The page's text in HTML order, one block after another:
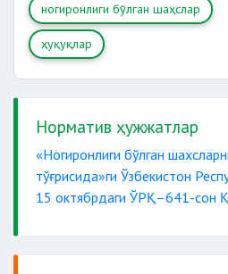
ногиронлиги бўлган шаҳслар
ҳуқуқлар
Норматив ҳужжатлар
«Ногиронлиги бўлган
тўғрисида»ги Ўзбекистон
15 октябрдаги ЎРҚ–641-сон